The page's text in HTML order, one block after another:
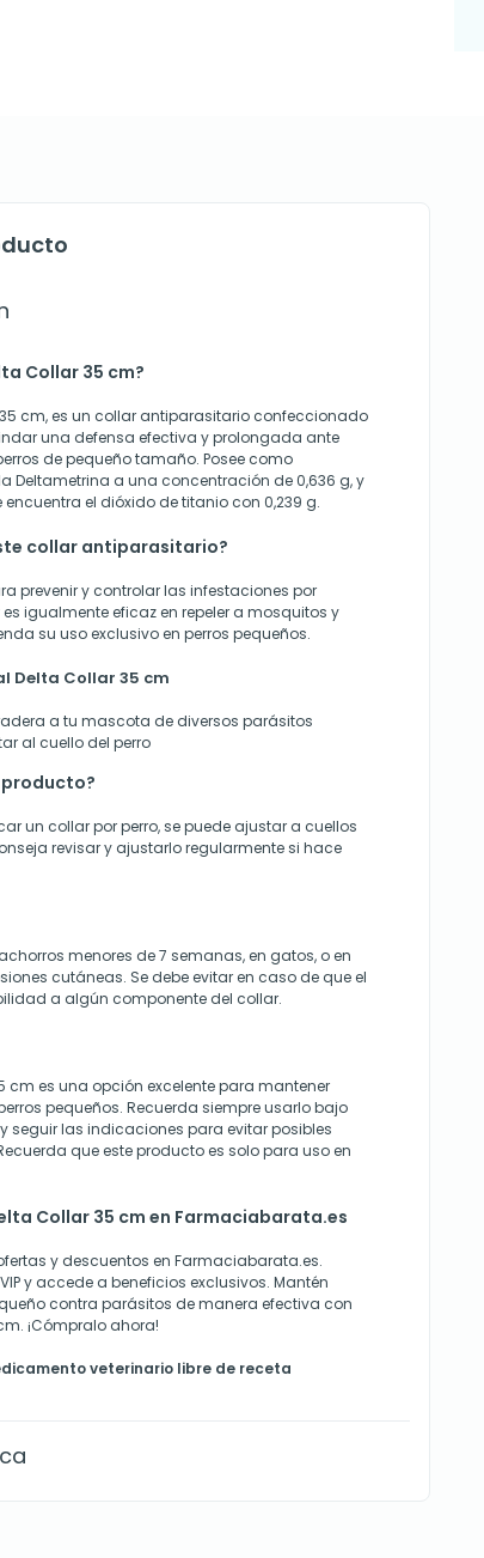
Collar 35 cm?
cm, es un collar antiparasitario confeccionado
una defensa efectiva y prolongada ante
de pequeño tamaño. Posee como
Deltametrina a una concentración de 0,636 g, y
encuentra el dióxido de titanio con 0,239 g.
collar antiparasitario?
prevenir y controlar las infestaciones por
igualmente eficaz en repeler a mosquitos y
su uso exclusivo en perros pequeños.
Delta Collar 35 cm
a tu mascota de diversos parásitos
al cuello del perro
producto?
un collar por perro, se puede ajustar a cuellos
revisar y ajustarlo regularmente si hace
menores de 7 semanas, en gatos, o en
cutáneas. Se debe evitar en caso de que el
a algún componente del collar.
cm es una opción excelente para mantener
pequeños. Recuerda siempre usarlo bajo
seguir las indicaciones para evitar posibles
que este producto es solo para uso en
Collar 35 cm en Farmaciabarata.es
y descuentos en Farmaciabarata.es.
y accede a beneficios exclusivos. Mantén
contra parásitos de manera efectiva con
¡Cómpralo ahora!
veterinario libre de receta